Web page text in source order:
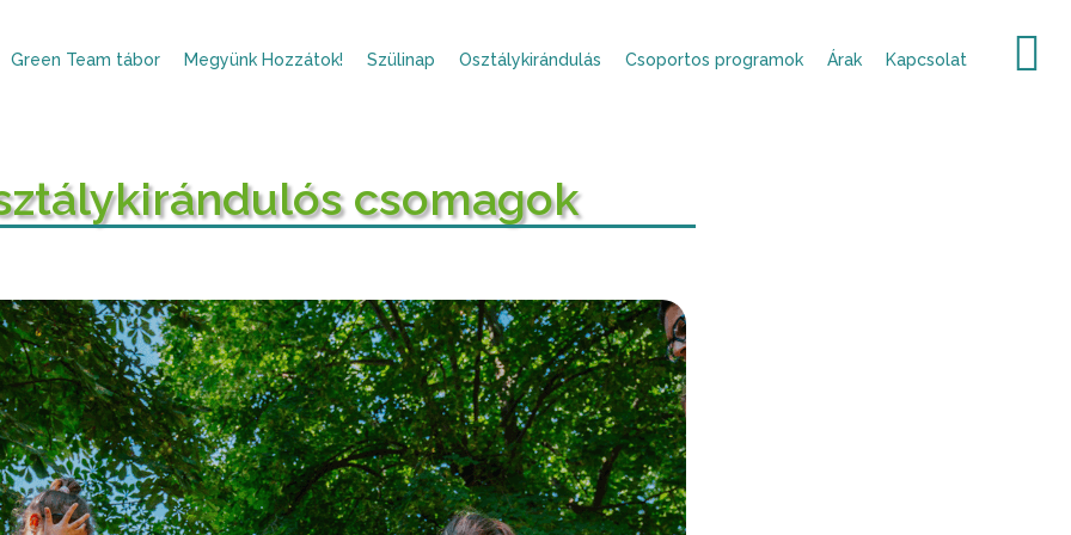
Green Team tábor Megyünk Hozzátok! Szülinap Osztálykirándulás Csoportos programok Árak Kapcsolat
csomagok